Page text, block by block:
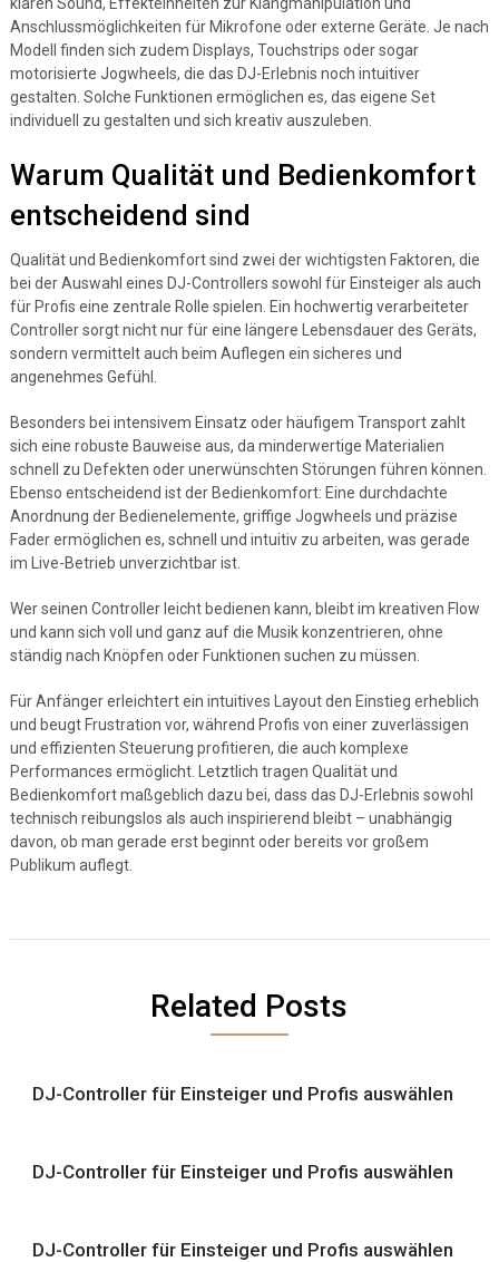
Anschlussmöglichkeiten für Mikrofone oder externe Geräte. Je nach
Modell finden sich zudem Displays, Touchstrips oder sogar
motorisierte Jogwheels, die das DJ-Erlebnis noch intuitiver
gestalten. Solche Funktionen ermöglichen es, das eigene Set
individuell zu gestalten und sich kreativ auszuleben.
Warum Qualität und Bedienkomfort
entscheidend sind
Qualität und Bedienkomfort sind zwei der wichtigsten Faktoren, die
bei der Auswahl eines DJ-Controllers sowohl für Einsteiger als auch
für Profis eine zentrale Rolle spielen. Ein hochwertig verarbeiteter
Controller sorgt nicht nur für eine längere Lebensdauer des Geräts,
sondern vermittelt auch beim Auflegen ein sicheres und
angenehmes Gefühl.
Besonders bei intensivem Einsatz oder häufigem Transport zahlt
sich eine robuste Bauweise aus, da minderwertige Materialien
schnell zu Defekten oder unerwünschten Störungen führen können.
Ebenso entscheidend ist der Bedienkomfort: Eine durchdachte
Anordnung der Bedienelemente, griffige Jogwheels und präzise
Fader ermöglichen es, schnell und intuitiv zu arbeiten, was gerade
im Live-Betrieb unverzichtbar ist.
Wer seinen Controller leicht bedienen kann, bleibt im kreativen Flow
und kann sich voll und ganz auf die Musik konzentrieren, ohne
ständig nach Knöpfen oder Funktionen suchen zu müssen.
Für Anfänger erleichtert ein intuitives Layout den Einstieg erheblich
und beugt Frustration vor, während Profis von einer zuverlässigen
und effizienten Steuerung profitieren, die auch komplexe
Performances ermöglicht. Letztlich tragen Qualität und
Bedienkomfort maßgeblich dazu bei, dass das DJ-Erlebnis sowohl
technisch reibungslos als auch inspirierend bleibt – unabhängig
davon, ob man gerade erst beginnt oder bereits vor großem
Publikum auflegt.
Related Posts
DJ-Controller für Einsteiger und Profis auswählen
DJ-Controller für Einsteiger und Profis auswählen
DJ-Controller für Einsteiger und Profis auswählen